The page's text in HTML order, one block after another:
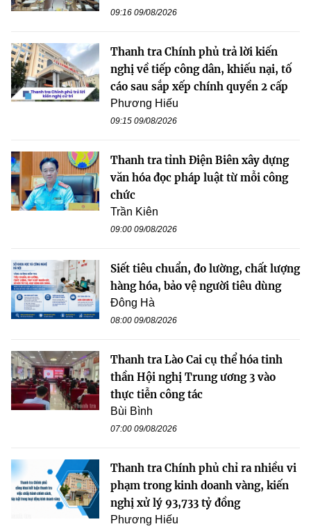
09:16 09/08/2026
Thanh tra Chính phủ trả lời kiến
nghị về tiếp công dân, khiếu nại, tố
cáo sau sắp xếp chính quyền 2 cấp
Phương Hiếu
09:15 09/08/2026
Thanh tra tỉnh Điện Biên xây dựng
văn hóa đọc pháp luật từ mỗi công
chức
Trần Kiên
09:00 09/08/2026
Siết tiêu chuẩn, đo lường, chất lượng
hàng hóa, bảo vệ người tiêu dùng
Đông Hà
08:00 09/08/2026
Thanh tra Lào Cai cụ thể hóa tinh
thần Hội nghị Trung ương 3 vào
thực tiễn công tác
Bùi Bình
07:00 09/08/2026
Thanh tra Chính phủ chỉ ra nhiều vi
phạm trong kinh doanh vàng, kiến
nghị xử lý 93,733 tỷ đồng
Phương Hiếu